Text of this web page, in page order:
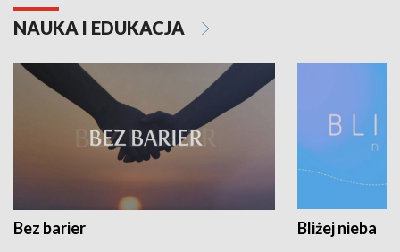
NAUKA I EDUKACJA
Bez barier Bliżej nieba